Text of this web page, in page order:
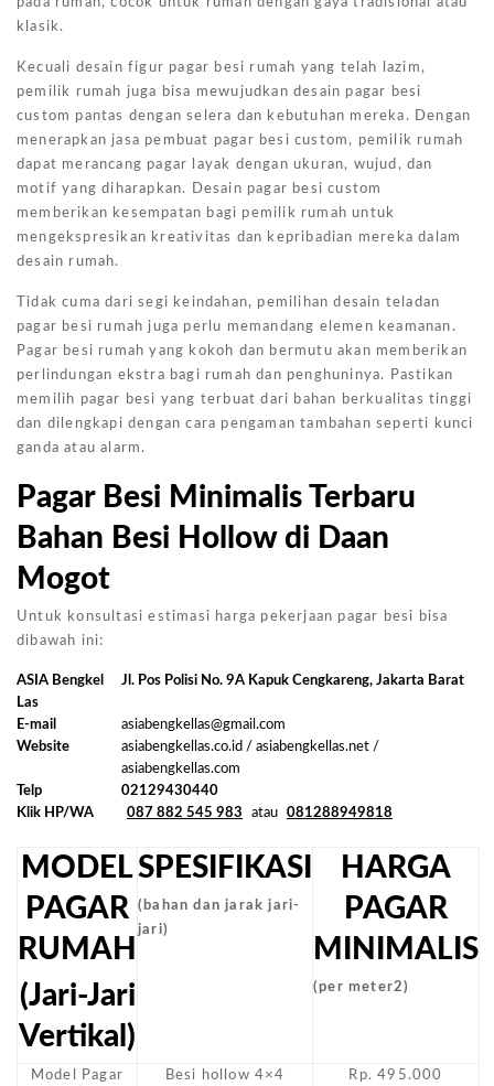
pada rumah, cocok untuk rumah dengan gaya tradisional atau
klasik.
Kecuali desain figur pagar besi rumah yang telah lazim,
pemilik rumah juga bisa mewujudkan desain pagar besi
custom pantas dengan selera dan kebutuhan mereka. Dengan
menerapkan jasa pembuat pagar besi custom, pemilik rumah
dapat merancang pagar layak dengan ukuran, wujud, dan
motif yang diharapkan. Desain pagar besi custom
memberikan kesempatan bagi pemilik rumah untuk
mengekspresikan kreativitas dan kepribadian mereka dalam
desain rumah.
Tidak cuma dari segi keindahan, pemilihan desain teladan
pagar besi rumah juga perlu memandang elemen keamanan.
Pagar besi rumah yang kokoh dan bermutu akan memberikan
perlindungan ekstra bagi rumah dan penghuninya. Pastikan
memilih pagar besi yang terbuat dari bahan berkualitas tinggi
dan dilengkapi dengan cara pengaman tambahan seperti kunci
ganda atau alarm.
Pagar Besi Minimalis Terbaru
Bahan Besi Hollow di Daan
Mogot
Untuk konsultasi estimasi harga pekerjaan pagar besi bisa
dibawah ini:
ASIA Bengkel
Las
Jl. Pos Polisi No. 9A Kapuk Cengkareng, Jakarta Barat
E-mail
asiabengkellas@gmail.com
Website
asiabengkellas.co.id / asiabengkellas.net /
asiabengkellas.com
Telp
02129430440
Klik HP/WA
087 882 545 983 atau 081288949818
MODEL
PAGAR
RUMAH
(Jari-Jari
Vertikal)
SPESIFIKASI
(bahan dan jarak jari-
jari)
HARGA
PAGAR
MINIMALIS
(per meter2)
Model Pagar
Besi hollow 4×4
Rp. 495.000